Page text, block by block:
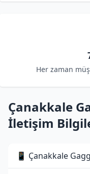
Her zaman
Çanakkale
İletişim
📱 Çanakkale